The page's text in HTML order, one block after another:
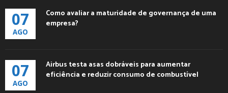
07
AGO
Como avaliar a maturidade de governança de uma
empresa?
07
AGO
Airbus testa asas dobráveis para aumentar
eficiência e reduzir consumo de combustível